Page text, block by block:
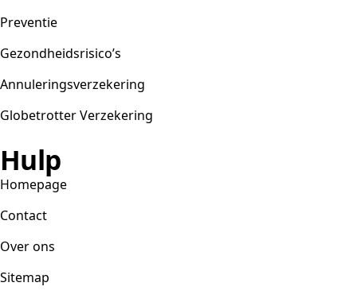
Preventie
Gezondheidsrisico’s
Annuleringsverzekering
Globetrotter Verzekering
Hulp
Homepage
Contact
Over ons
Sitemap